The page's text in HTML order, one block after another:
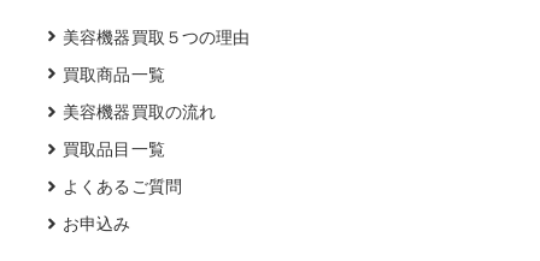
美容機器買取５つの理由
買取商品一覧
美容機器買取の流れ
買取品目一覧
よくあるご質問
お申込み